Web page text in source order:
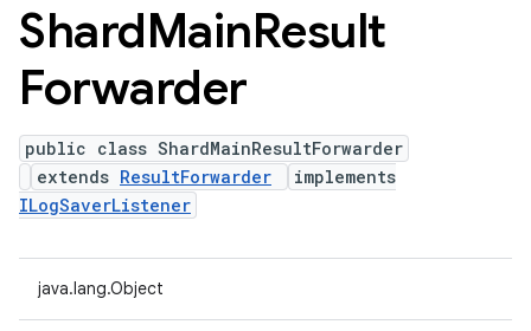
ShardMainResult
Forwarder
public class ShardMainResultForwarder
extends ResultForwarder
implements
ILogSaverListener
java.lang.Object